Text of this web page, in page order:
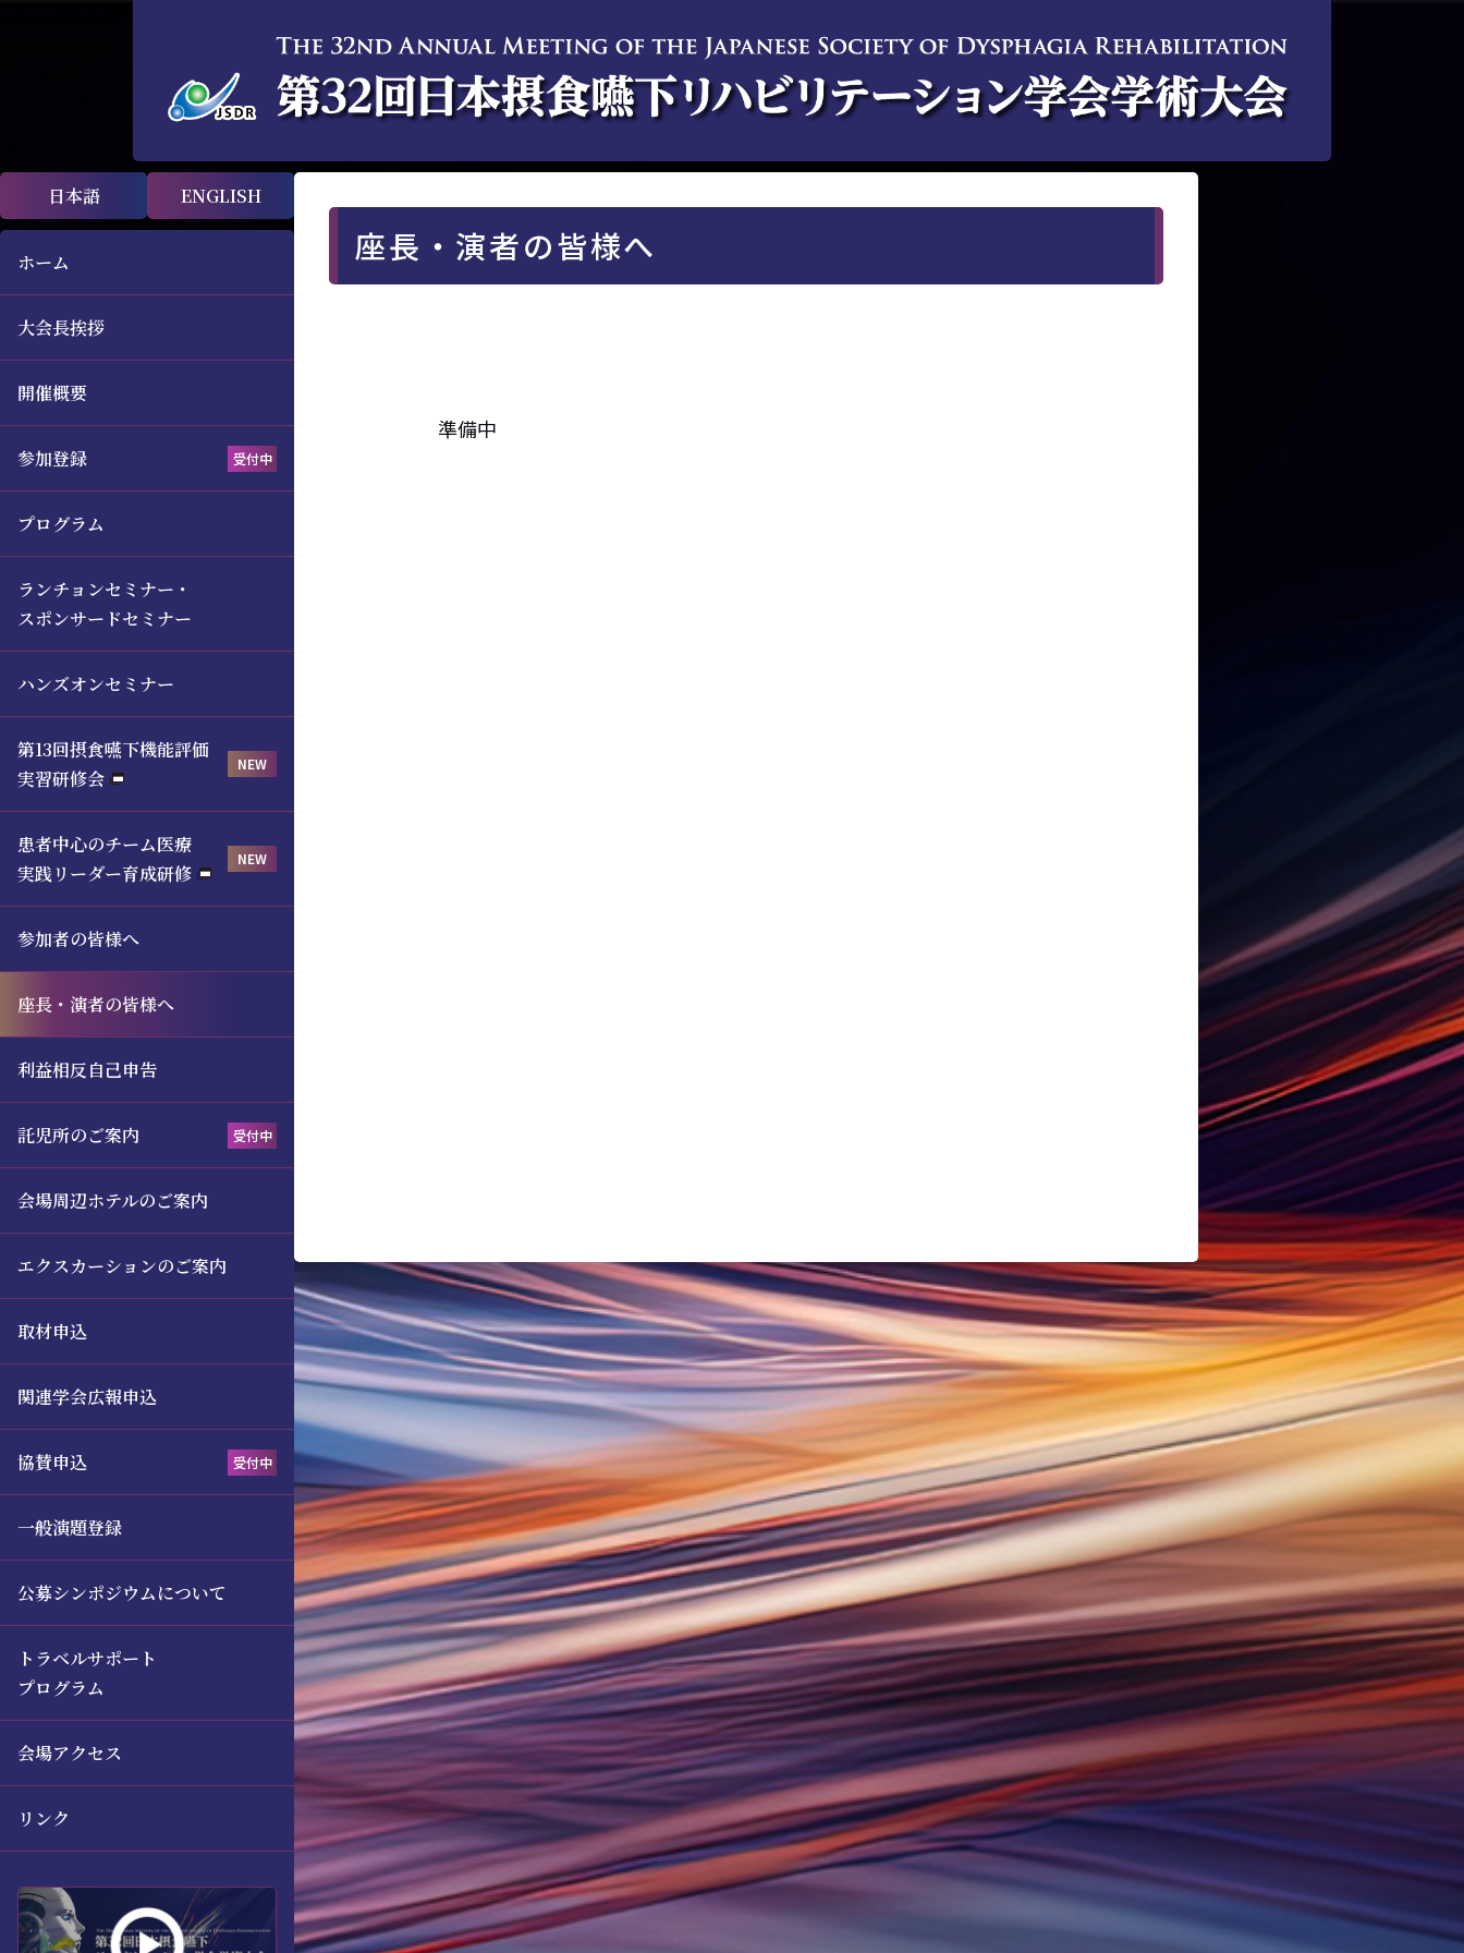
座長・演者の皆様へ
準備中
日本語 ENGLISH
ホーム
大会長挨拶
開催概要
参加登録 受付中
プログラム
ランチョンセミナー・
スポンサードセミナー
ハンズオンセミナー
第13回摂食嚥下機能評価
実習研修会
患者中心のチーム医療
実践リーダー育成研修
参加者の皆様へ
座長・演者の皆様へ
利益相反自己申告
託児所のご案内 受付中
会場周辺ホテルのご案内
エクスカーションのご案内
取材申込
関連学会広報申込
協賛申込 受付中
一般演題登録
公募シンポジウムについて
トラベルサポート
プログラム
会場アクセス
リンク